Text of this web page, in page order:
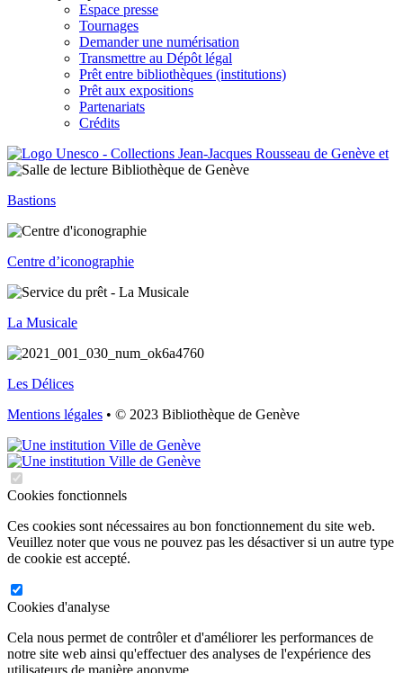
Espace presse
Tournages
Demander une numérisation
Transmettre au Dépôt légal
Prêt entre bibliothèques (institutions)
Prêt aux expositions
Partenariats
Crédits
Bastions
Centre d’iconographie
La Musicale
Les Délices
Mentions légales • © 2023 Bibliothèque de Genève
Cookies fonctionnels
Ces cookies sont nécessaires au bon fonctionnement du site web.
Veuillez noter que vous ne pouvez pas les désactiver si un autre type
de cookie est accepté.
Cookies d'analyse
Cela nous permet de contrôler et d'améliorer les performances de
notre site web ainsi qu'effectuer des analyses de l'expérience des